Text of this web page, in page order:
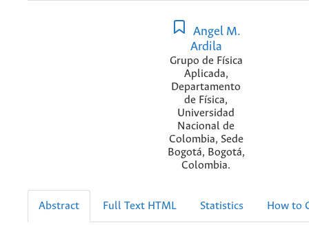
Angel M.
Ardila
Grupo de Física
Aplicada,
Departamento
de Física,
Universidad
Nacional de
Colombia, Sede
Bogotá, Bogotá,
Colombia.
Abstract Full Text HTML Statistics How to